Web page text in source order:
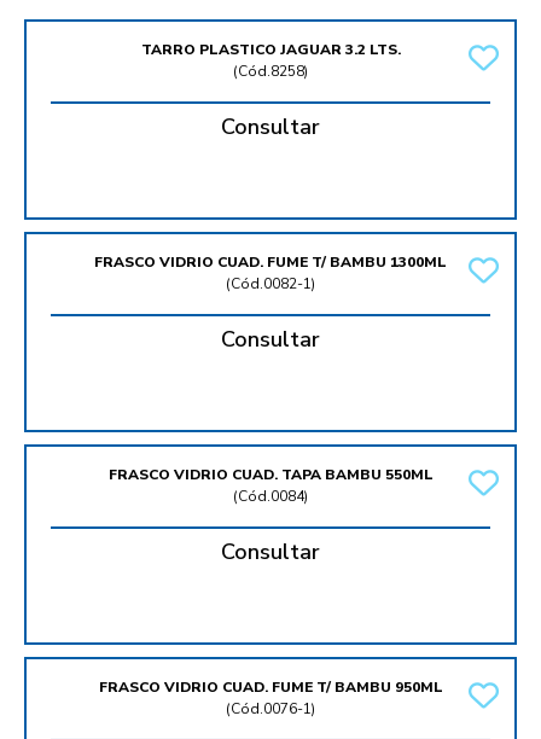
TARRO PLASTICO JAGUAR 3.2 LTS.
(Cód.8258)
Consultar
FRASCO VIDRIO CUAD. FUME T/ BAMBU 1300ML
(Cód.0082-1)
Consultar
FRASCO VIDRIO CUAD. TAPA BAMBU 550ML
(Cód.0084)
Consultar
FRASCO VIDRIO CUAD. FUME T/ BAMBU 950ML
(Cód.0076-1)